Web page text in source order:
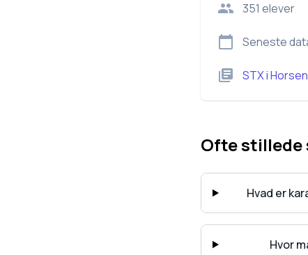
351 elever
Seneste
STXi
Ofte stillede
Hvad er
Hvor